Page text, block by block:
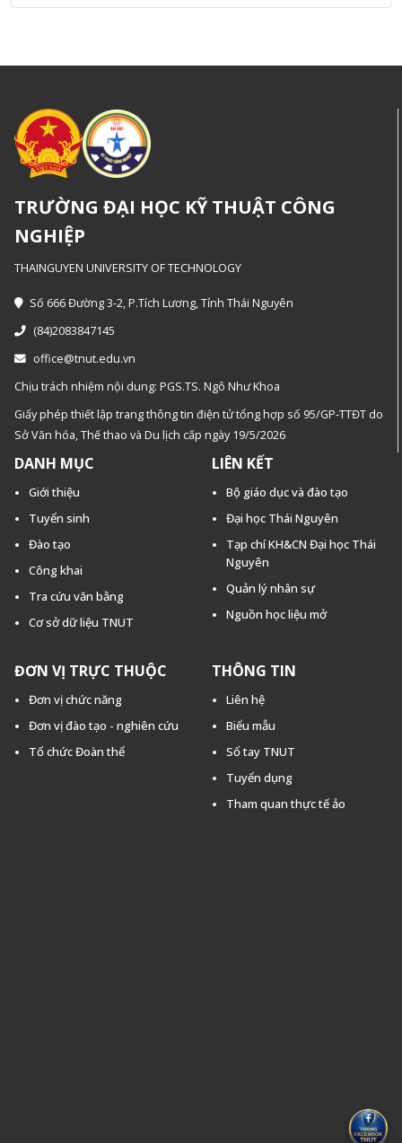
TRƯỜNG ĐẠI HỌC KỸ THUẬT CÔNG
NGHIỆP
THAINGUYEN UNIVERSITY OF TECHNOLOGY
Số 666 Đường 3-2, P.Tích Lương, Tỉnh Thái Nguyên
(84)2083847145
office@tnut.edu.vn
Chịu trách nhiệm nội dung: PGS.TS. Ngô Như Khoa
Giấy phép thiết lập trang thông tin điện tử tổng hợp số 95/GP-TTĐT do
Sở Văn hóa, Thế thao và Du lịch cấp ngày 19/5/2026
DANH MỤC
Giới thiệu
Tuyển sinh
Đào tạo
Công khai
Tra cứu văn bằng
Cơ sở dữ liệu TNUT
LIÊN KẾT
Bộ giáo dục và đào tạo
Đại học Thái Nguyên
Tạp chí KH&CN Đại học Thái
Nguyên
Quản lý nhân sự
Nguồn học liệu mở
ĐƠN VỊ TRỰC THUỘC
Đơn vị chức năng
Đơn vị đào tạo - nghiên cứu
Tổ chức Đoàn thể
THÔNG TIN
Liên hệ
Biểu mẫu
Sổ tay TNUT
Tuyển dụng
Tham quan thực tế ảo